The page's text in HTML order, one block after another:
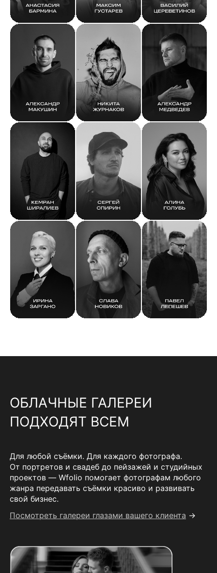
ОБЛАЧНЫЕ ГАЛЕРЕИ
ПОДХОДЯТ ВСЕМ
Для любой съёмки. Для каждого фотографа.
От портретов и свадеб до пейзажей и студийных
проектов — Wfolio помогает фотографам любого
жанра передавать съёмки красиво и развивать
свой бизнес.
Посмотреть галереи глазами вашего клиента →